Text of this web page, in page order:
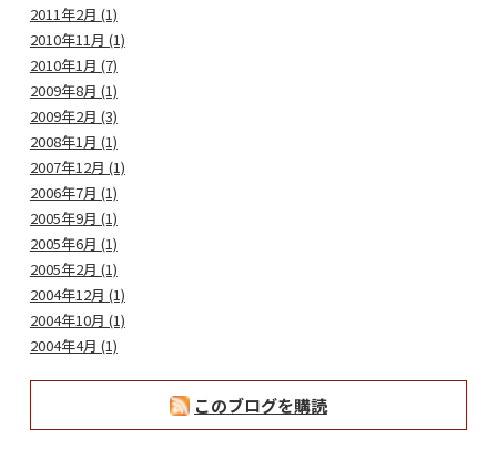
2011年2月 (1)
2010年11月 (1)
2010年1月 (7)
2009年8月 (1)
2009年2月 (3)
2008年1月 (1)
2007年12月 (1)
2006年7月 (1)
2005年9月 (1)
2005年6月 (1)
2005年2月 (1)
2004年12月 (1)
2004年10月 (1)
2004年4月 (1)
このブログを購読